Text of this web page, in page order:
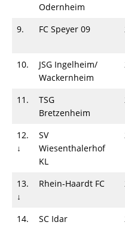
Odernheim
9. FC Speyer 09
10.
JSG Ingelheim/
Wackernheim
11.
TSG
Bretzenheim
12.
↓
SV
Wiesenthalerhof
KL
13.
↓
Rhein-Haardt FC
14.
SC Idar